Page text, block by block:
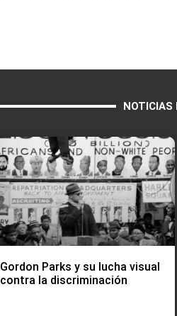
NOTICIAS
Gordon Parks y su lucha visual
contra la discriminación